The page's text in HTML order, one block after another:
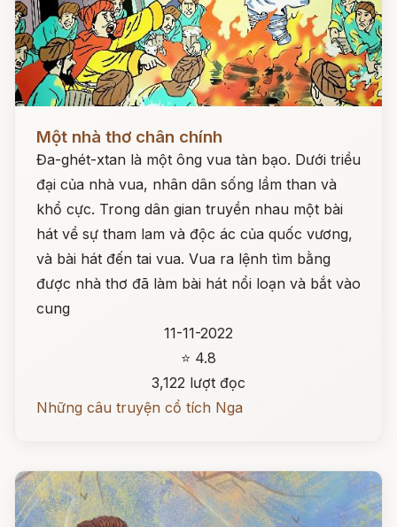
Một nhà thơ chân chính
Đa-ghét-xtan là một ông vua tàn bạo. Dưới triều
đại của nhà vua, nhân dân sống lầm than và
khổ cực. Trong dân gian truyền nhau một bài
hát về sự tham lam và độc ác của quốc vương,
và bài hát đến tai vua. Vua ra lệnh tìm bằng
được nhà thơ đã làm bài hát nổi loạn và bắt vào
cung
11-11-2022
⭐ 4.8
3,122 lượt đọc
Những câu truyện cổ tích Nga